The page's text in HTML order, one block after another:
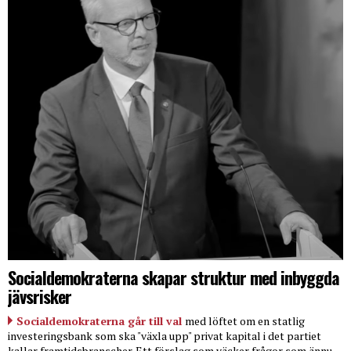
Socialdemokraterna skapar struktur med inbyggda
jävsrisker
Socialdemokraterna går till val med löftet om en statlig
investeringsbank som ska "växla upp" privat kapital i det partiet